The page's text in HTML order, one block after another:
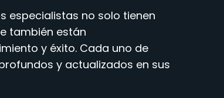
especialistas no solo tienen
también están
y éxito. Cada uno de
y actualizados en sus